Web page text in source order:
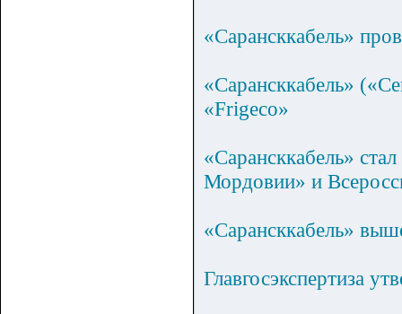
«Сарансккабель»
«Сарансккабель»
«Frigeco»
«Сарансккабель»
Мордовии» и
«Сарансккабель»
Главгосэкспертиза